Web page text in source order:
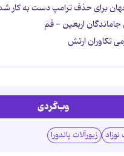
برای حذف ترامپ دست به کار
جاماندگان اربعین - قم
تکاوران ارتش
وب‌گردی
زیورآلات پاندورا